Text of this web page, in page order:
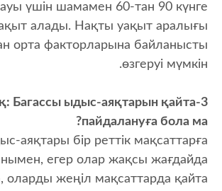
үшін шамамен 60-тан 90 күнге
алады. Нақты уақыт аралығы
орта факторларына байланысты
өзгеруі мүмкін.
Багассы ыдыс-аяқтарын қайта
пайдалануға бола ма?
аяқтары бір реттік мақсаттарға
егер олар жақсы жағдайда
оларды жеңіл мақсаттарда қайта